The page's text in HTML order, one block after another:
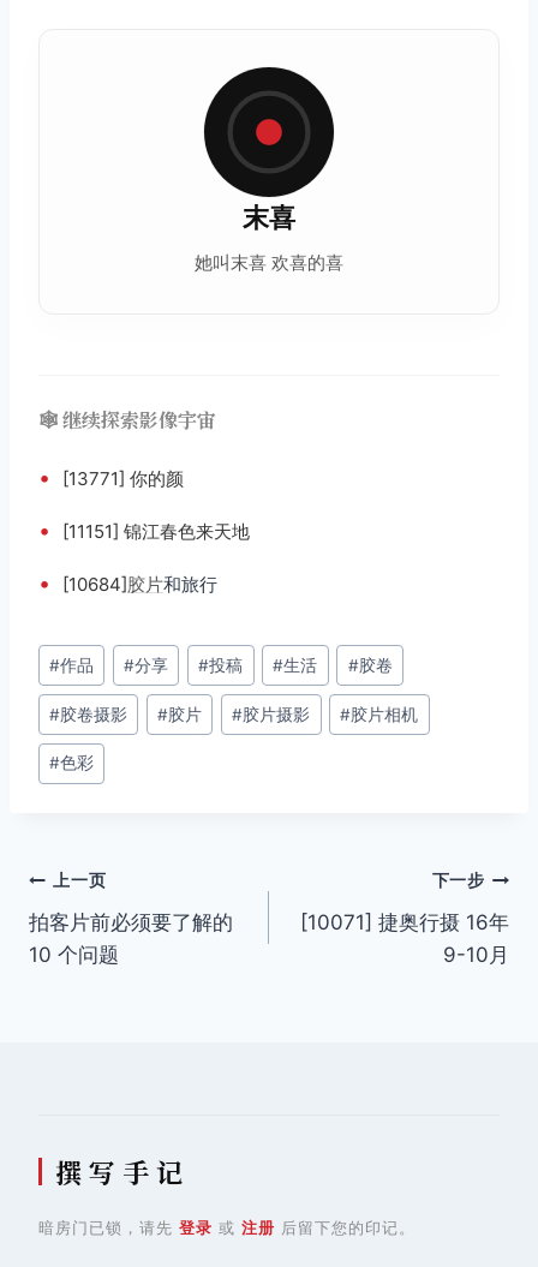
末喜
她叫末喜 欢喜的喜
🕸️ 继续探索影像宇宙
• [13771] 你的颜
• [11151] 锦江春色来天地
• [10684]胶片和旅行
文
章
标
签：
#作品 #分享 #投稿 #生活 #胶卷
#胶卷摄影 #胶片 #胶片摄影 #胶片相机
#色彩
文
章
上一页
拍客片前必须要了解的
10 个问题
下一步
[10071] 捷奥行摄 16年
9-10月
撰 写 手 记
暗房门已锁，请先 登录 或 注册 后留下您的印记。